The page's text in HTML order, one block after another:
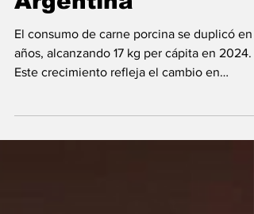
porcina en
Argentina
El consumo de carne porcina se duplicó en
Este crecimiento refleja el cambio en
hábitos...